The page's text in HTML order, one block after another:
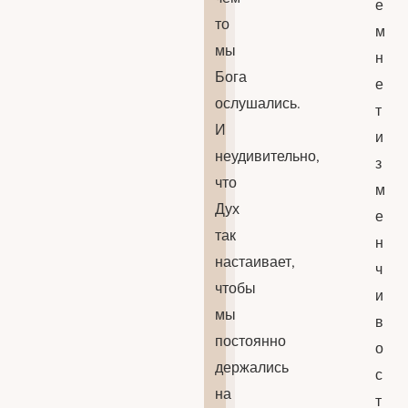
то
мы
Бога
ослушались.
И
неудивительно,
что
Дух
так
настаивает,
чтобы
мы
постоянно
держались
на
е
м
н
е
т
и
з
м
е
н
ч
и
в
о
с
т